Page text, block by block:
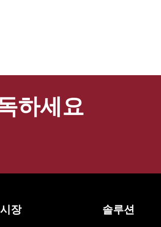
하세요
시장 솔루션